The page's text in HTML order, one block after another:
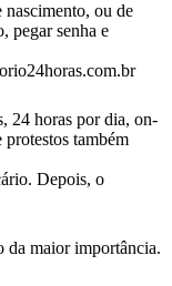
nascimento, ou de
pegar senha e
24 horas por dia, on-
também
Depois, o
da maior importância.